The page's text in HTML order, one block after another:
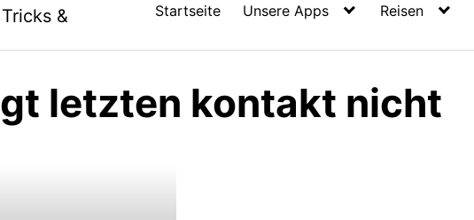
&
Startseite Unsere Apps Reisen
letzten kontakt nicht